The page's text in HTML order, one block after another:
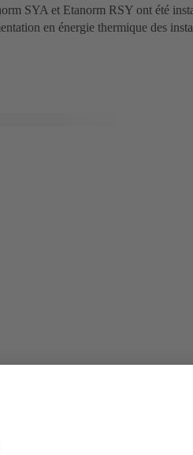
SYA et Etanorm RSY ont été
en énergie thermique des